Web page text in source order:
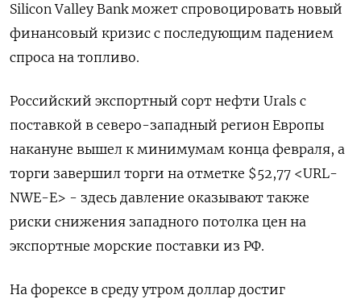
Silicon Valley Bank может спровоцировать новый
финансовый кризис с последующим падением
спроса на топливо.
Российский экспортный сорт нефти Urals с
поставкой в северо-западный регион Европы
накануне вышел к минимумам конца февраля, а
торги завершил торги на отметке $52,77 <URL-
NWE-E> - здесь давление оказывают также
риски снижения западного потолка цен на
экспортные морские поставки из РФ.
На форексе в среду утром доллар достиг